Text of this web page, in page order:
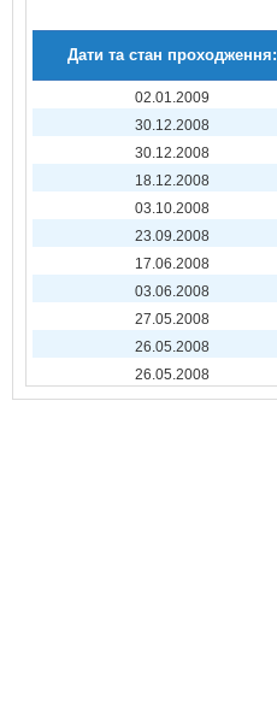
Дати та стан проходження:
02.01.2009
30.12.2008
30.12.2008
18.12.2008
03.10.2008
23.09.2008
17.06.2008
03.06.2008
27.05.2008
26.05.2008
26.05.2008